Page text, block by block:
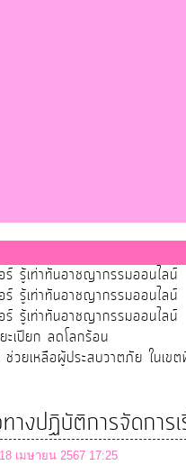
ร์ รู้เท่าทันอาชญากรรมออนไลน์
ร์ รู้เท่าทันอาชญากรรมออนไลน์
ร์ รู้เท่าทันอาชญากรรมออนไลน์
ะเปียก ลดโลกร้อน
วยเหลือผู้ประสบวาตภัย ในเข
างปฏิบัติการจัดการ
เมษายน 2567 17:25